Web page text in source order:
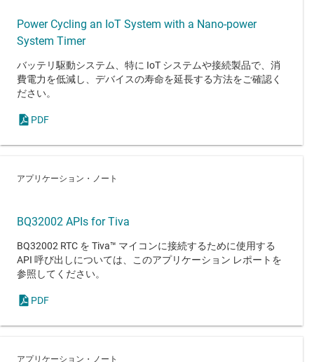
Power Cycling an IoT System with a Nano-power
System Timer
バッテリ駆動システム、特に IoT システムや接続製品で、消
費電力を低減し、デバイスの寿命を延長する方法をご確認く
ださい。
PDF
アプリケーション・ノート
BQ32002 APIs for Tiva
BQ32002 RTC を Tiva™ マイコンに接続するために使用する
API 呼び出しについては、このアプリケーション レポートを
参照してください。
PDF
アプリケーション・ノート